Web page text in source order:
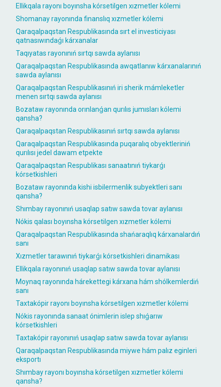
Ellikqala rayonı boyınsha kórsetilgen xızmetler kólemi
Shomanay rayonında finanslıq xızmetler kólemi
Qaraqalpaqstan Respublikasında sırt el investiciyası
qatnasıwındaǵı kárxanalar
Taqıyatas rayonınıń sırtqı sawda aylanısı
Qaraqalpaqstan Respublikasında awqatlanıw kárxanalarınıń
sawda aylanısı
Qaraqalpaqstan Respublikasınıń iri sherik mámleketler
menen sırtqı sawda aylanısı
Bozataw rayonında orınlanǵan qurılıs jumısları kólemi
qansha?
Qaraqalpaqstan Respublikasınıń sırtqı sawda aylanısı
Qaraqalpaqstan Respublikasında puqaralıq obyektleriniń
qurılısı jedel dawam etpekte
Qaraqalpaqstan Respublikası sanaatınıń tiykarǵı
kórsetkishleri
Bozataw rayonında kishi isbilermenlik subyektleri sanı
qansha?
Shımbay rayonınıń usaqlap satıw sawda tovar aylanısı
Nókis qalası boyınsha kórsetilgen xızmetler kólemi
Qaraqalpaqstan Respublikasında shańaraqlıq kárxanalardıń
sanı
Xızmetler tarawınıń tiykarǵı kórsetkishleri dinamikası
Ellikqala rayonınıń usaqlap satıw sawda tovar aylanısı
Moynaq rayonında hárekettegi kárxana hám shólkemlerdiń
sanı
Taxtakópir rayonı boyınsha kórsetilgen xızmetler kólemi
Nókis rayonında sanaat ónimlerin islep shıǵarıw
kórsetkishleri
Taxtakópir rayonınıń usaqlap satıw sawda tovar aylanısı
Qaraqalpaqstan Respublikasında miywe hám palız eginleri
eksportı
Shımbay rayonı boyınsha kórsetilgen xızmetler kólemi
qansha?